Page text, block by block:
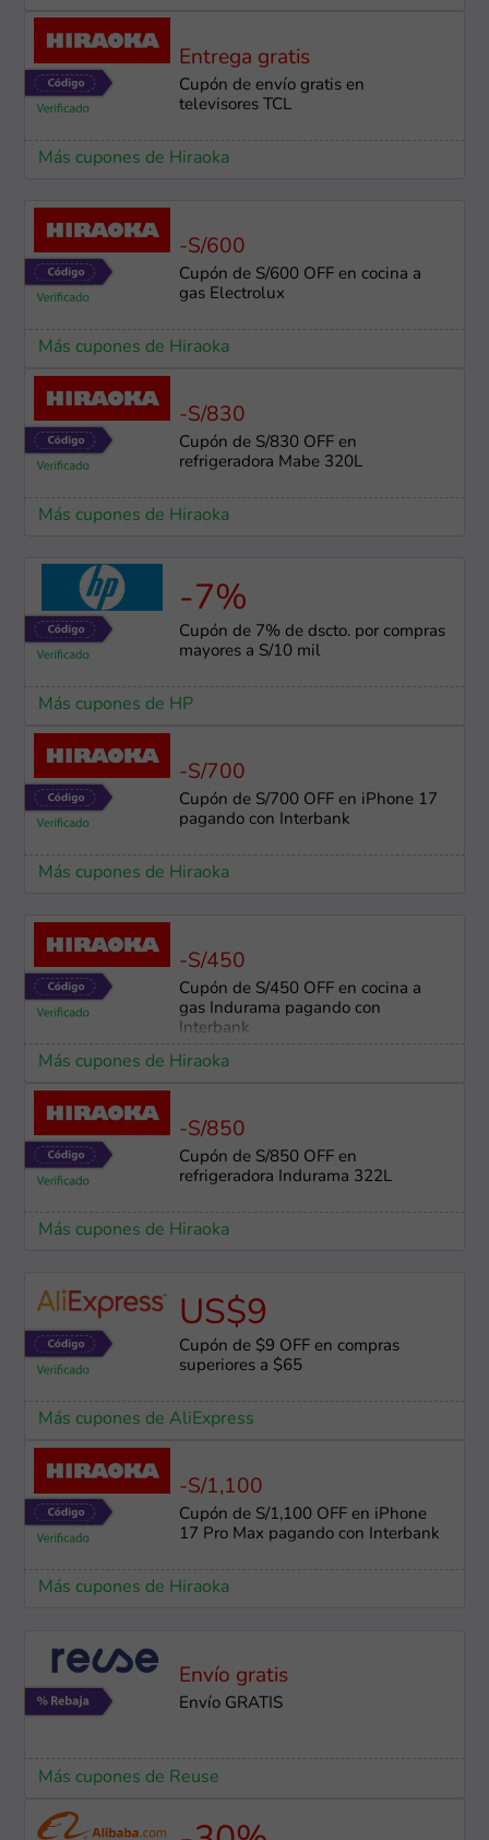
Entrega gratis
Cupón de envío gratis en
televisores TCL
Más cupones de Hiraoka
-S/600
Cupón de S/600 OFF en cocina a
gas Electrolux
Más cupones de Hiraoka
-S/830
Cupón de S/830 OFF en
refrigeradora Mabe 320L
Más cupones de Hiraoka
-7%
Cupón de 7% de dscto. por compras
mayores a S/10 mil
Más cupones de HP
-S/700
Cupón de S/700 OFF en iPhone 17
pagando con Interbank
Más cupones de Hiraoka
-S/450
Cupón de S/450 OFF en cocina a
gas Indurama pagando con
Interbank
Más cupones de Hiraoka
-S/850
Cupón de S/850 OFF en
refrigeradora Indurama 322L
Más cupones de Hiraoka
US$9
Cupón de $9 OFF en compras
superiores a $65
Más cupones de AliExpress
-S/1,100
Cupón de S/1,100 OFF en iPhone
17 Pro Max pagando con Interbank
Más cupones de Hiraoka
Envío gratis
Envío GRATIS
Más cupones de Reuse